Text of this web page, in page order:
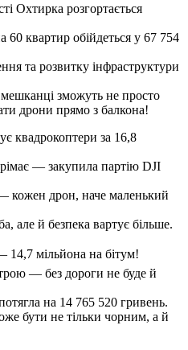
Охтирка розгортається
60 квартир обійдеться у 67 754
та розвитку інфраструктури
зможуть не просто
дрони прямо з балкона!
квадрокоптери за 16,8
— закупила партію DJI
— кожен дрон, наче маленький
але й безпека вартує більше.
мільйона на бітум!
— без дороги не буде й
на 14 765 520 гривень.
бути не тільки чорним, а й